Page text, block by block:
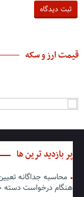
قیمت ارز و سکه
پر بازدید ترین ها
هنگام درخواست